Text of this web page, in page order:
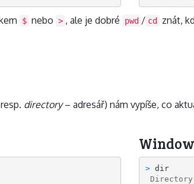
$ nebo > , ale je dobré pwd / cd
znát,
directory– adresář) nám vypíše, co
>
dir